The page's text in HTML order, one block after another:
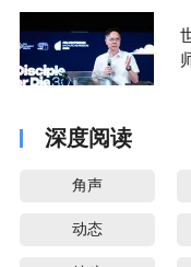
深度阅读
角声
动态